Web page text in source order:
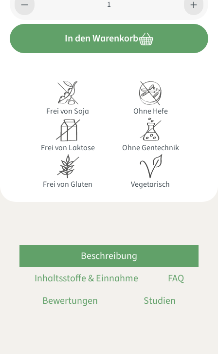
In den Warenkorb
Frei von Soja Ohne Hefe
Frei von Laktose Ohne Gentechnik
Frei von Gluten Vegetarisch
Beschreibung
Inhaltsstoffe & Einnahme
FAQ
Bewertungen
Studien